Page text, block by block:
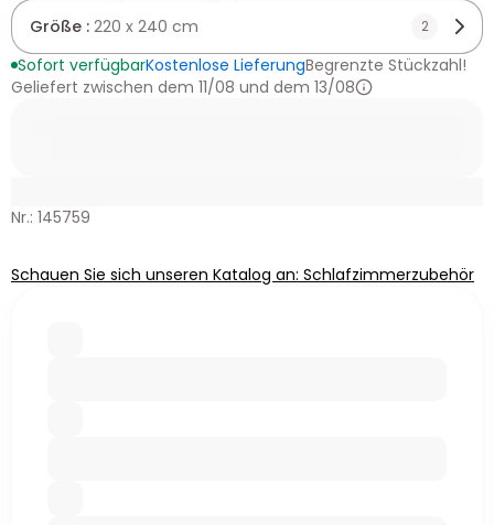
Größe : 220 x 240 cm 2
Sofort verfügbarKostenlose LieferungBegrenzte Stückzahl!
Geliefert zwischen dem 11/08 und dem 13/08
Nr.: 145759
Schauen Sie sich unseren Katalog an: Schlafzimmerzubehör